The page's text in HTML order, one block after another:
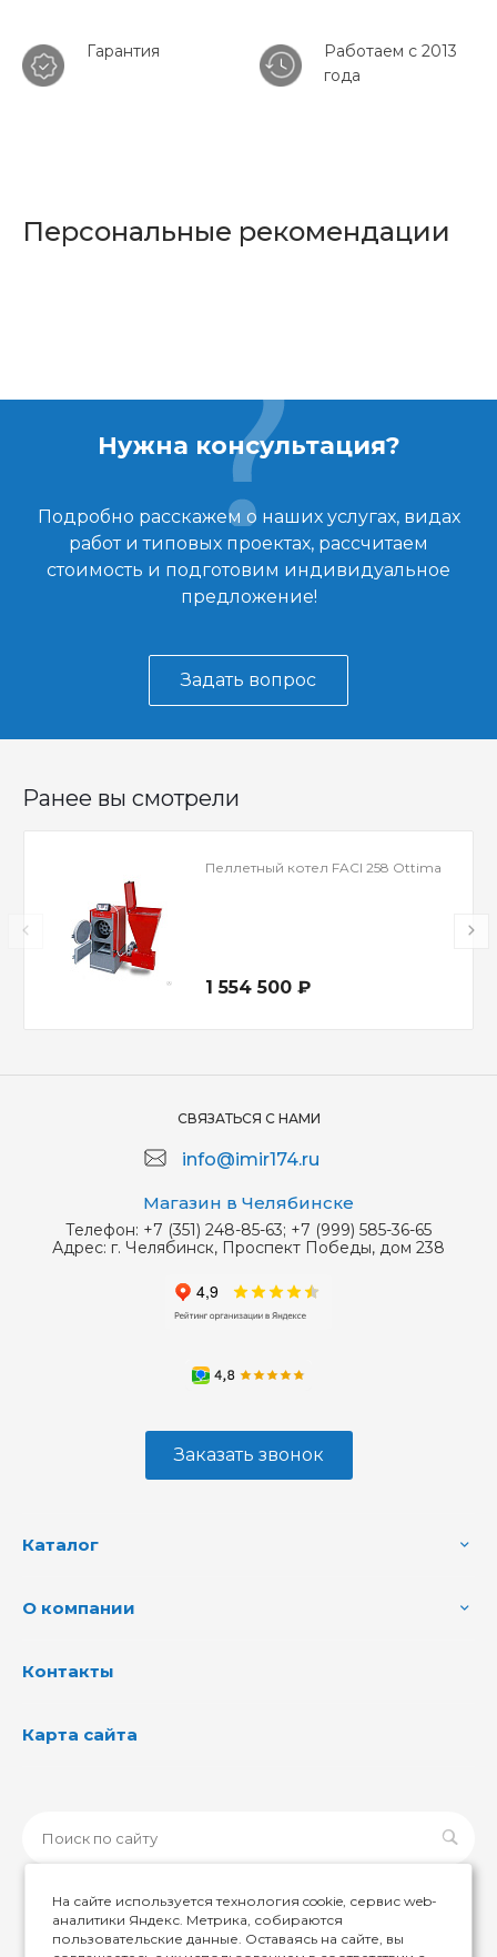
Гарантия
Работаем с 2013
года
Персональные рекомендации
Нужна консультация?
Подробно расскажем о наших услугах, видах
работ и типовых проектах, рассчитаем
стоимость и подготовим индивидуальное
предложение!
Задать вопрос
Ранее вы смотрели
Пеллетный котел FACI 258 Ottima
1 554 500 ₽
СВЯЗАТЬСЯ С НАМИ
info@imir174.ru
Магазин в Челябинске
Телефон: +7 (351) 248-85-63; +7 (999) 585-36-65
Адрес: г. Челябинск, Проспект Победы, дом 238
Заказать звонок
Каталог
О компании
Контакты
Карта сайта
На сайте используется технология cookie, сервис web-
аналитики Яндекс. Метрика, собираются
пользовательские данные. Оставаясь на сайте, вы